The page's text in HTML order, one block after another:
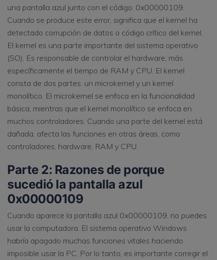
una pantalla azul junto con el código: 0x00000109.
Cuando se produce este error, significa que el kernel ha
detectado corrupción de datos o código crítico del kernel.
El kernel es una parte importante del sistema operativo
(SO). Es responsable de controlar el hardware, más
específicamente el tiempo de RAM y CPU. El kernel
consta de dos partes: un microkernel y un kernel
monolítico. El microkernel se enfoca en la funcionalidad
básica, mientras que el kernel monolítico se enfoca en
muchos controladores. Cuando una parte del kernel está
dañada, afecta las funciones en otras áreas, como
controladores, hardware, RAM y CPU.
Parte 2: Razones de porque
sucedió la pantalla azul
0x00000109
Cuando aparece la pantalla azul 0x00000109, no puedes
usar la computadora. El sistema operativo Windows
habría apagado muchas funciones vitales haciendo
imposible usar la PC. Por lo tanto, es importante corregir el